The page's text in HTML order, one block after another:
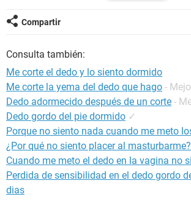
baños de contraste hasta este viernes 23
que tengo es que tengo SENSIBILIDAD en
recomendado que manipule cosas poco a
dificil porque noto como cosquilleo en el
agarro algo o sujeto algun objeto etc. La
no la siento. Es como si no tuviese nada,
acolchado. Pero la zona donde esta la
explicado antes que noto hormigueo
algun objeto etc. Mi pregunta es si voy a
SENSIBILIDAD para toda la vida en la
volvere a sentir esa parte normal alguna
alguien me lo solucione ya que me tiene
Muchas gracias.
Compartir
Consulta también:
Me corte el dedo y lo siento dormido
Me corte la yema del dedo que hago -
Dedo adormecido después de un corte -
Dedo gordo del pie dormido ✓
Porque no siento nada cuando me meto
¿Por qué no siento placer al masturbarme?
Cuando me meto el dedo en la vagina no
Perdida de sensibilidad en el dedo gordo
dias